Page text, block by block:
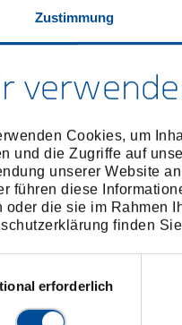
Zustimmung
Cookies, um
und die Zugriffe auf
unserer Website
führen diese
oder die sie im Rahmen
finden Sie
erforderlich